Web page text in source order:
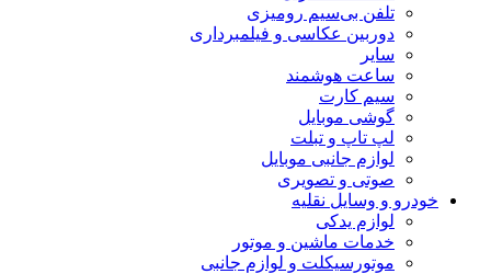
تلفن بی‌سیم رومیزی
دوربین عکاسی و فیلمبرداری
سایر
ساعت هوشمند
سیم کارت
گوشی موبایل
لپ تاپ و تبلت
لوازم جانبی موبایل
صوتی و تصویری
خودرو و وسایل نقلیه
لوازم یدکی
خدمات ماشین و موتور
موتورسیکلت و لوازم جانبی